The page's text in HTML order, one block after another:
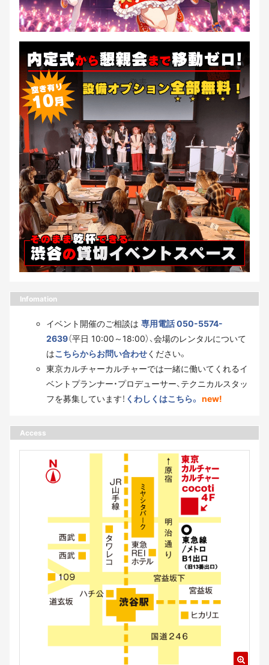
Infomation
イベント開催のご相談は 専用電話 050-5574-
2639（平日 10:00～18:00）、会場のレンタルについて
はこちらからお問い合わせください。
東京カルチャーカルチャーでは一緒に働いてくれるイ
ベントプランナー・プロデューサー、テクニカルスタッ
フを募集しています！ くわしくはこちら。 new!
Access